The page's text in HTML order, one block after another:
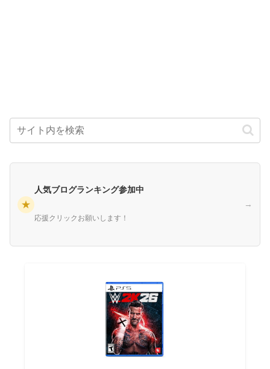
★
人気ブログランキング参加中
応援クリックお願いします！
→